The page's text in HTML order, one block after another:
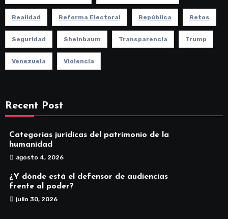
Realidad Reforma Electoral República Retos
Seguridad Sheinbaum Transparencia Trump
Venezuela Violencia
Recent Post
Categorías jurídicas del patrimonio de la
humanidad
agosto 4, 2026
¿Y dónde está el defensor de audiencias
frente al poder?
julio 30, 2026